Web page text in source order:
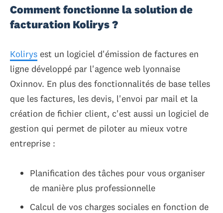
Comment fonctionne la solution de
facturation Kolirys ?
Kolirys est un logiciel d'émission de factures en
ligne développé par l'agence web lyonnaise
Oxinnov. En plus des fonctionnalités de base telles
que les factures, les devis, l'envoi par mail et la
création de fichier client, c'est aussi un logiciel de
gestion qui permet de piloter au mieux votre
entreprise :
Planification des tâches pour vous organiser
de manière plus professionnelle
Calcul de vos charges sociales en fonction de